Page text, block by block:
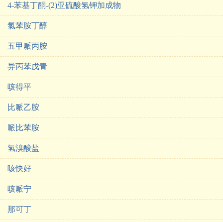
4-苯基丁酮-(2)亚硫酸氢钾加成物
氯苯胺丁醇
五甲哌丙胺
异丙苯戊青
咳得平
比哌乙胺
哌比苯胺
氢溴酸盐
咳快好
咳哌宁
那可丁